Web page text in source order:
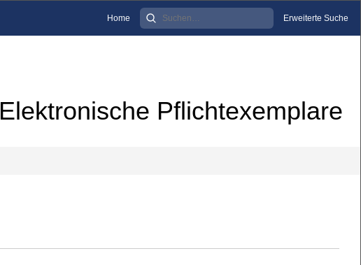
Home Erweiterte Suche
Elektronische Pflichtexemplare